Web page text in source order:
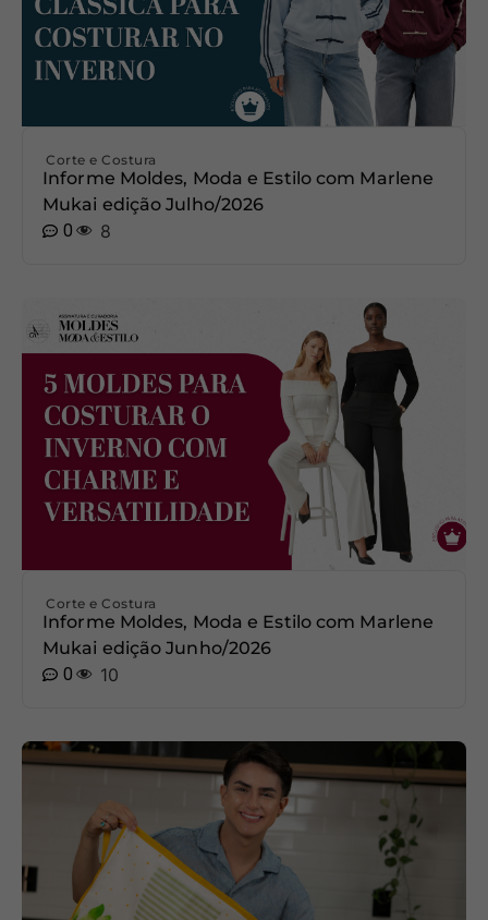
Corte e Costura
Informe Moldes, Moda e Estilo com Marlene
Mukai edição Julho/2026
0
8
Corte e Costura
Informe Moldes, Moda e Estilo com Marlene
Mukai edição Junho/2026
0
10